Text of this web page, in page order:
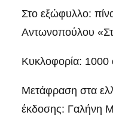
Στο εξώφυλλο:
Αντωνοπούλου
Κυκλοφορία: 1000
Μετάφραση στα
έκδοσης: Γαλήνη